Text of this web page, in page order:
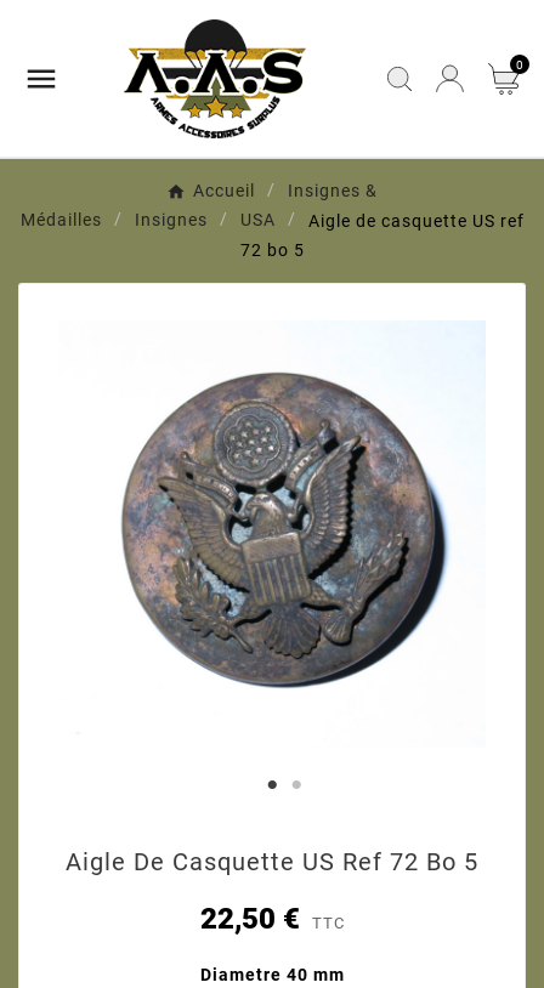
 0
Accueil
Insignes &
Médailles
Insignes USA
Aigle de casquette US ref
72 bo 5
Aigle De Casquette US Ref 72 Bo 5
22,50 € TTC
Diametre 40 mm